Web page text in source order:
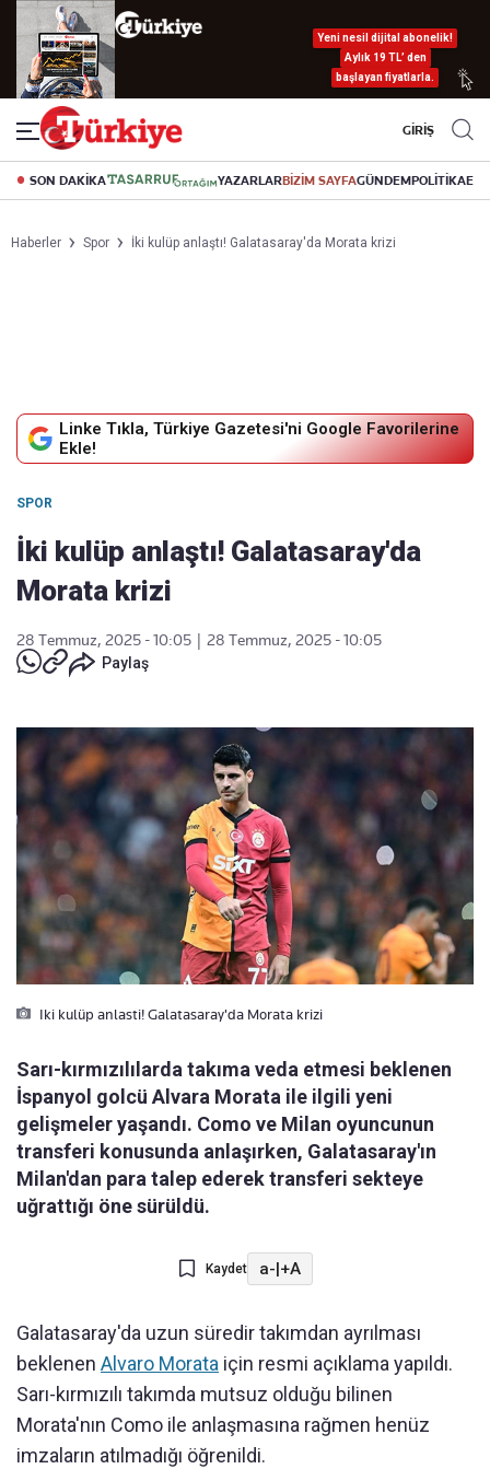
Yeni nesil dijital abonelik!
Aylık 19 TL’ den
başlayan fiyatlarla.
GİRİŞ
SON DAKİKA YAZARLARBİZİM SAYFAGÜNDEMPOLİTİKA
Haberler Spor İki kulüp anlaştı! Galatasaray'da Morata krizi
Linke Tıkla, Türkiye Gazetesi'ni Google Favorilerine
Ekle!
SPOR
İki kulüp anlaştı! Galatasaray'da
Morata krizi
28 Temmuz, 2025 - 10:05
28 Temmuz, 2025 - 10:05
Paylaş
Iki kulüp anlasti! Galatasaray'da Morata krizi
Sarı-kırmızılılarda takıma veda etmesi beklenen
İspanyol golcü Alvara Morata ile ilgili yeni
gelişmeler yaşandı. Como ve Milan oyuncunun
transferi konusunda anlaşırken, Galatasaray'ın
Milan'dan para talep ederek transferi sekteye
uğrattığı öne sürüldü.
Kaydet a-|+A
Galatasaray'da uzun süredir takımdan ayrılması
beklenen Alvaro Morata için resmi açıklama yapıldı.
Sarı-kırmızılı takımda mutsuz olduğu bilinen
Morata'nın Como ile anlaşmasına rağmen henüz
imzaların atılmadığı öğrenildi.